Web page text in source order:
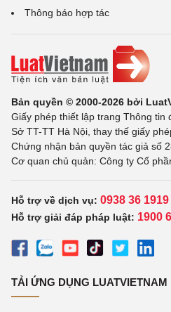
Thông báo hợp tác
Bản quyền © 2000-2026 bởi
Giấy phép thiết lập trang Thông
Sở TT-TT Hà Nội, thay thế giấy
Chứng nhận bản quyền tác giả số
Cơ quan chủ quản: Công ty Cổ
Hỗ trợ về dịch vụ: 0938 36 1919
Hỗ trợ giải đáp pháp luật: 1900
TẢI ỨNG DỤNG LUATVIETNAM